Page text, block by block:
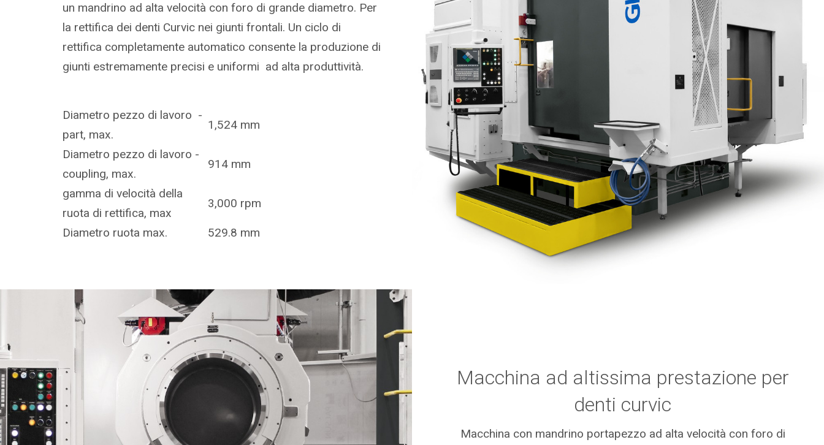
un mandrino ad alta velocità con foro di grande diametro. Per
la rettifica dei denti Curvic nei giunti frontali. Un ciclo di
rettifica completamente automatico consente la produzione di
giunti estremamente precisi e uniformi ad alta produttività.
Diametro pezzo di lavoro -
part, max.
1,524 mm
Diametro pezzo di lavoro -
coupling, max.
914 mm
gamma di velocità della
ruota di rettifica, max
3,000 rpm
Diametro ruota max. 529.8 mm
Macchina ad altissima prestazione per
denti curvic
Macchina con mandrino portapezzo ad alta velocità con foro di